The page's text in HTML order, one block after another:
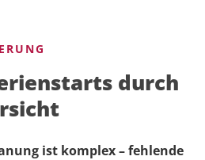
durch
ist komplex – fehlende